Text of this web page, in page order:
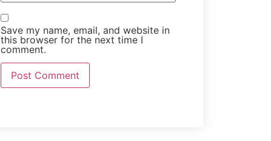
Save my name, email, and website in
this browser for the next time I
comment.